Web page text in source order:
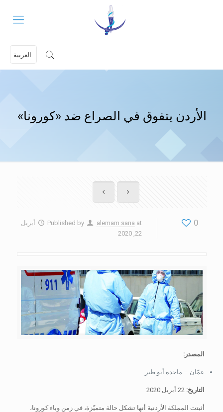
العربية
الأردن يتفوق في الصراع ضد «كورونا»
0
Published by alemam sana at
أبريل
22, 2020
المصدر:
عمّان – ماجدة أبو طير
التاريخ: 22 أبريل 2020
أثبتت المملكة الأردنية أنها تشكل حالة متميّزة، في زمن وباء كورونا،